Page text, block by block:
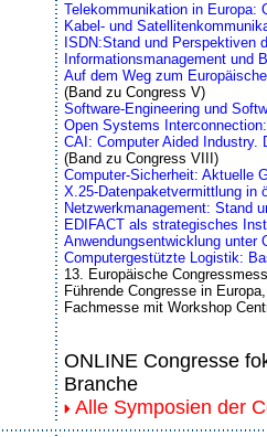
Telekommunikation in Europa:
Kabel- und
ISDN:Stand und Perspektiven
Informationsmanagement und
Auf dem Weg zum
(Band zu Congress V)
Software-Engineering und
Open Systems
CAI: Computer Aided Industry.
(Band zu Congress VIII)
Computer-Sicherheit: Aktuelle
X.25-Datenpaketvermittlung in
Netzwerkmanagement: Stand
EDIFACT als strategisches
Anwendungsentwicklung
Computergestützte Logistik:
13. Europäische
Führende Congresse in
Fachmesse mit Workshop
ONLINE Congresse
Branche
Alle Symposien der